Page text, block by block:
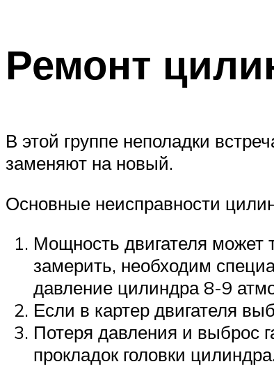
Ремонт
В этой группе неполадки
заменяют на новый.
Основные неисправности
Мощность двигателя может
замерить, необходим
давление цилиндра 8-9
Если в картер двигателя
Потеря давления и выброс
прокладок головки